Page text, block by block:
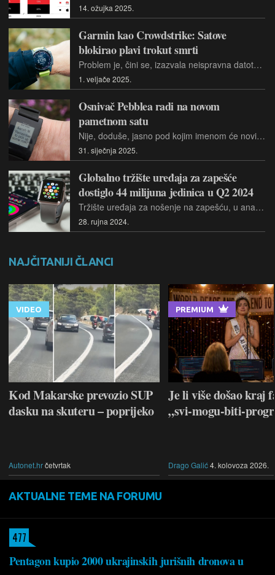
14. ožujka 2025.
Garmin kao Crowdstrike: Satove
blokirao plavi trokut smrti
Problem je, čini se, izazvala neispravna datoteka u sklopu softverskog ažuriranja kojeg je distribuirao Garmin.
1. veljače 2025.
Osnivač Pebblea radi na novom
pametnom satu
Nije, doduše, jasno pod kojim imenom će novi uređaj biti izbačen na tržište jer je tvrtka Pebble bila prodana Fitbitu, a njih je kupio Google.
31. siječnja 2025.
Globalno tržište uređaja za zapešće
dostiglo 44 milijuna jedinica u Q2 2024
Tržište uređaja za nošenje na zapešću, u analizi IDC-a, uključuje pametne satove i narukvice
28. rujna 2024.
NAJČITANIJI ČLANCI
VIDEO
Kod Makarske prevozio SUP
dasku na skuteru – poprijeko
Autonet.hrčetvrtak
PREMIUM
Je li više došao kraj
„svi-mogu-biti-
Drago Galić4. kolovoza 2026.
AKTUALNE TEME NA FORUMU
Pentagon kupio 2000 ukrajinskih jurišnih dronova u
477